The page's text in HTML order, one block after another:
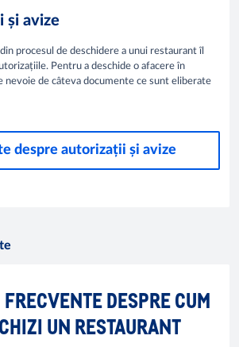
și avize
procesul de deschidere a unui restaurant îl
Pentru a deschide o afacere în
nevoie de câteva documente ce sunt eliberate
despre autorizații și avize
DESPRE CUM
UN RESTAURANT